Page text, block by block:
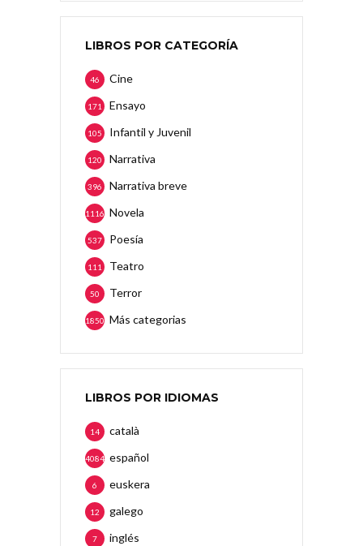
LIBROS POR CATEGORÍA
Cine
46
Ensayo
171
Infantil y Juvenil
105
Narrativa
120
Narrativa breve
396
Novela
1116
Poesía
537
Teatro
111
Terror
50
Más categorias
1850
LIBROS POR IDIOMAS
català
14
español
4084
euskera
6
galego
12
inglés
7